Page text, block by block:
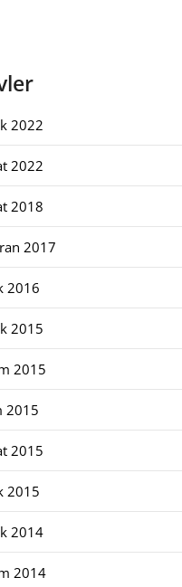
2022
2022
2018
2017
2016
2015
2015
2015
2015
2015
2014
2014